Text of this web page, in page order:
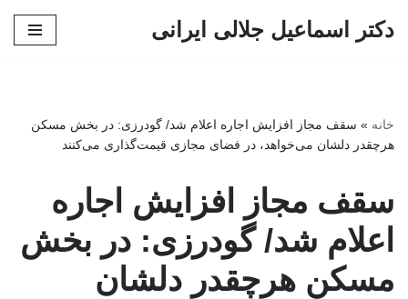
دکتر اسماعیل جلالی ایرانی
خانه » سقف مجاز افزایش اجاره اعلام شد/ گودرزی: در بخش مسکن
هرچقدر دلشان می‌خواهد، در فضای مجازی قیمت‌گذاری می‌کنند
سقف مجاز افزایش اجاره
اعلام شد/ گودرزی: در بخش
مسکن هرچقدر دلشان